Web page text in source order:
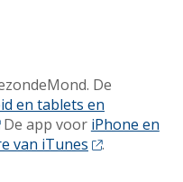
De
en tablets en
De app voor iPhone en
van iTunes
.